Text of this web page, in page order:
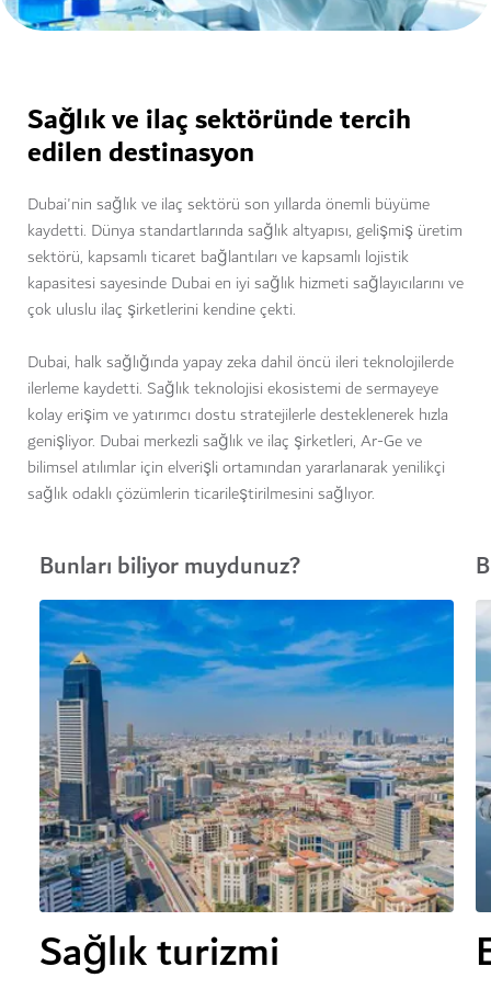
Sağlık ve ilaç sektöründe tercih
edilen destinasyon
Dubai'nin sağlık ve ilaç sektörü son yıllarda önemli büyüme
kaydetti. Dünya standartlarında sağlık altyapısı, gelişmiş üretim
sektörü, kapsamlı ticaret bağlantıları ve kapsamlı lojistik
kapasitesi sayesinde Dubai en iyi sağlık hizmeti sağlayıcılarını ve
çok uluslu ilaç şirketlerini kendine çekti.
Dubai, halk sağlığında yapay zeka dahil öncü ileri teknolojilerde
ilerleme kaydetti. Sağlık teknolojisi ekosistemi de sermayeye
kolay erişim ve yatırımcı dostu stratejilerle desteklenerek hızla
genişliyor. Dubai merkezli sağlık ve ilaç şirketleri, Ar-Ge ve
bilimsel atılımlar için elverişli ortamından yararlanarak yenilikçi
sağlık odaklı çözümlerin ticarileştirilmesini sağlıyor.
Bunları biliyor muydunuz?
Sağlık turizmi